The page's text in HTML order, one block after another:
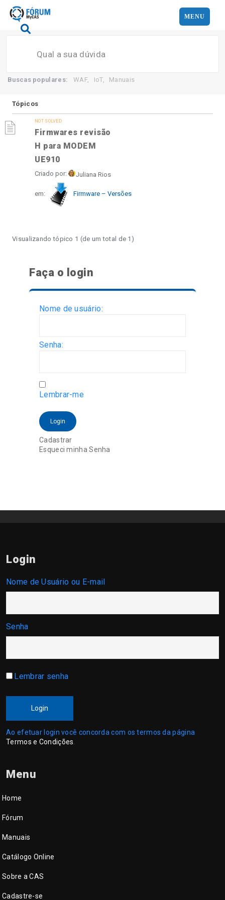
MENU
Buscas populares: WAF, IoT, Manuais
Tópicos
NOT SOLVED
Firmwares revisão
H para MODEM
UE910
Criado por: Juliana Rios
em: Firmware – Versões
Visualizando tópico 1 (de um total de 1)
Faça o login
Nome de usuário:
Senha:
Lembrar-me
Login
Cadastrar
Esqueci minha Senha
Login
Nome de Usuário ou E-mail
Senha
Lembrar senha
Login
Ao efetuar login você concorda com os termos da página
Termos e Condições
Menu
Home
Fórum
Manuais
Catálogo Online
Sobre a CAS
Cadastre-se